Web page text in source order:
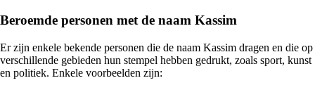
Beroemde personen met de naam Kassim
Er zijn enkele bekende personen die de naam Kassim dragen en die op
verschillende gebieden hun stempel hebben gedrukt, zoals sport, kunst
en politiek. Enkele voorbeelden zijn: